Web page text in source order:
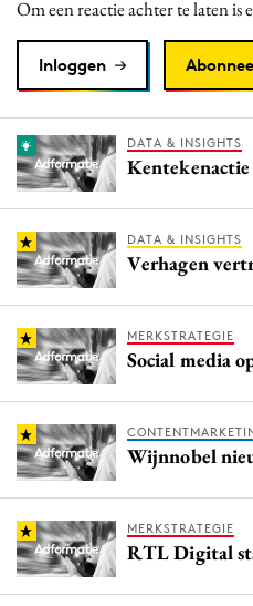
Purpose Marketing
Reputatie & crisis
Om een reactie achter te laten is
Inloggen
DATA & INSIGHTS
DATA & INSIGHTS
Verhagen
MERKSTRATEGIE
Social media
Wijnnobel
MERKSTRATEGIE
RTL Digital